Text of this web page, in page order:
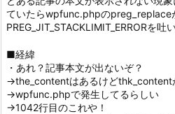
ていたらwpfunc.phpのpreg_replace
PREG_JIT_STACKLIMIT_ERRORを吐
■経緯
・あれ？記事本文が出ないぞ？
→the_contentはあるけどthk_content
→wpfunc.phpで発生してるらしい
→1042行目のこれや！